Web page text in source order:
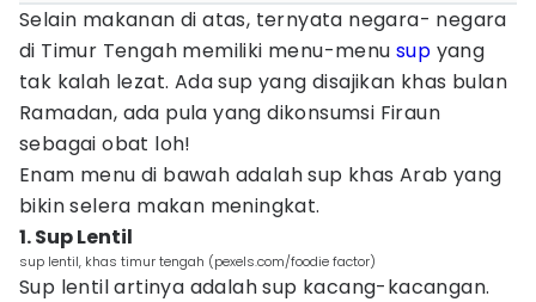
Selain makanan di atas, ternyata negara- negara
di Timur Tengah memiliki menu-menu sup yang
tak kalah lezat. Ada sup yang disajikan khas bulan
Ramadan, ada pula yang dikonsumsi Firaun
sebagai obat loh!
Enam menu di bawah adalah sup khas Arab yang
bikin selera makan meningkat.
1. Sup Lentil
sup lentil, khas timur tengah (pexels.com/foodie factor)
Sup lentil artinya adalah sup kacang-kacangan.